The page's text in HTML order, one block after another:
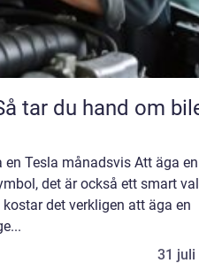
tar du hand om
Tesla månadsvis Att äga en
det är också ett smart
det verkligen att äga en
31 juli